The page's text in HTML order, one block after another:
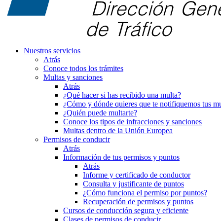
Nuestros servicios
Atrás
Conoce todos los trámites
Multas y sanciones
Atrás
¿Qué hacer si has recibido una multa?
¿Cómo y dónde quieres que te notifiquemos tus
¿Quién puede multarte?
Conoce los tipos de infracciones y sanciones
Multas dentro de la Unión Europea
Permisos de conducir
Atrás
Información de tus permisos y puntos
Atrás
Informe y certificado de conductor
Consulta y justificante de puntos
¿Cómo funciona el permiso por puntos?
Recuperación de permisos y puntos
Cursos de conducción segura y eficiente